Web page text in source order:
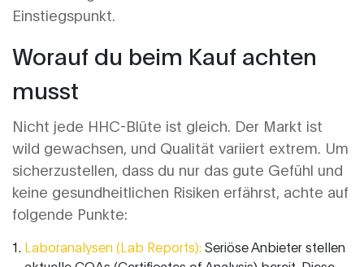
Einstiegspunkt.
Worauf du beim Kauf achten
musst
Nicht jede HHC-Blüte ist gleich. Der Markt ist
wild gewachsen, und Qualität variiert extrem. Um
sicherzustellen, dass du nur das gute Gefühl und
keine gesundheitlichen Risiken erfährst, achte auf
folgende Punkte:
Laboranalysen (Lab Reports):Seriöse Anbieter stellen